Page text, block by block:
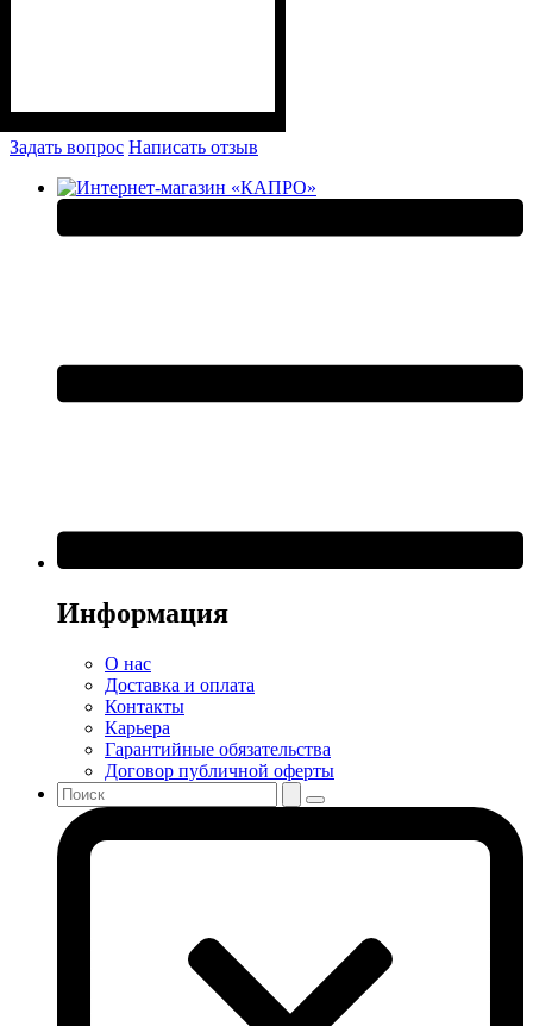
Задать вопрос Написать отзыв
Информация
О нас
Доставка и оплата
Контакты
Карьера
Гарантийные обязательства
Договор публичной оферты